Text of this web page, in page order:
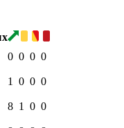
0 0 0 0
1 0 0 0
8 1 0 0